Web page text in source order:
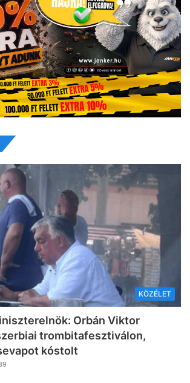
KÖZÉLET
Orbán Viktor
trombitafesztiválon,
kóstolt